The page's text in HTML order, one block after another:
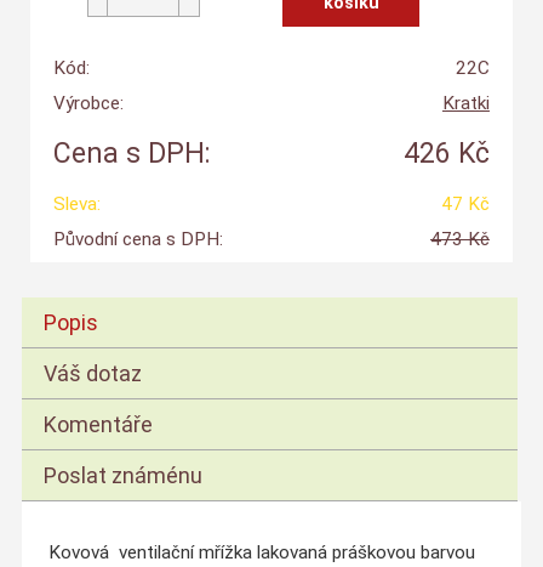
Kód:
22C
Výrobce:
Kratki
Cena s DPH: 426 Kč
Sleva:
47 Kč
Původní cena s DPH:
473 Kč
Popis
Váš dotaz
Komentáře
Poslat známénu
Kovová ventilační mřížka lakovaná práškovou barvou